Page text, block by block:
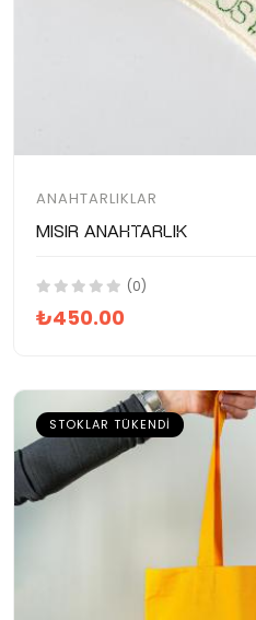
ANAHTARLIKLAR
Mısır Anahtarlık
(0)
₺450.00
STOKLAR TÜKENDI